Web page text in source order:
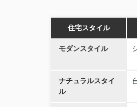
住宅スタイル
モダンスタイル
ナチュラルスタイ
ル